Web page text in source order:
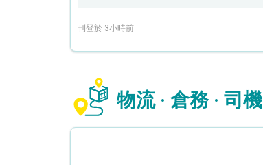
刊登於 3小時前
物流 · 倉務 · 司機